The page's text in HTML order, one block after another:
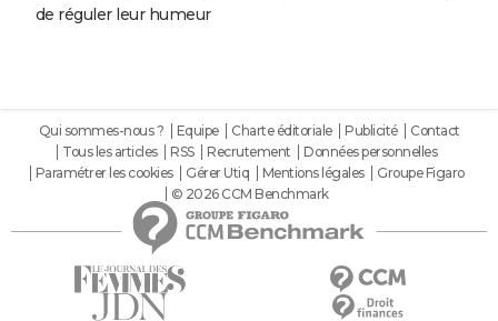
de réguler leur humeur
Qui sommes-nous ? Equipe Charte éditoriale Publicité
Contact
Tous les articles
RSS Recrutement
Données personnelles
Paramétrer les cookies
Gérer Utiq Mentions légales
Groupe Figaro
© 2026 CCM Benchmark